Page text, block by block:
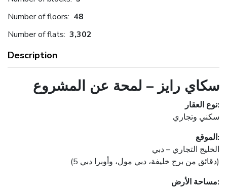
Number of floors: 48
Number of flats: 3,302
Description
سكاي رايز – لمحة عن المشروع
نوع العقار:
سكني وتجاري
الموقع:
الخليج التجاري – دبي
(5 دقائق من برج خليفة، دبي مول، وأوبرا دبي)
مساحة الأرض: